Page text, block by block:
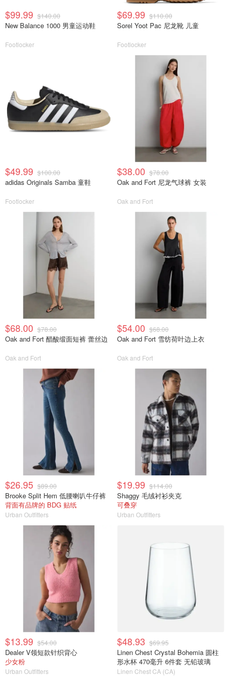
$99.99 $140.00
New Balance 1000 男童运动鞋
Footlocker
$69.99 $110.00
Sorel Yoot Pac 尼龙靴 儿童
Footlocker
$49.99 $100.00
adidas Originals Samba 童鞋
Footlocker
$38.00 $78.00
Oak and Fort 尼龙气球裤 女装
Oak and Fort
$68.00 $78.00
Oak and Fort 醋酸缎面短裤 蕾丝边
Oak and Fort
$54.00 $68.00
Oak and Fort 雪纺荷叶边上衣
Oak and Fort
$26.95 $89.00
Brooke Split Hem 低腰喇叭牛仔裤
背面有品牌的 BDG 贴纸
Urban Outfitters
$19.99 $114.00
Shaggy 毛绒衬衫夹克
可叠穿
Urban Outfitters
$13.99 $54.00
Dealer V领短款针织背心
少女粉
Urban Outfitters
$48.93 $69.95
Linen Chest Crystal Bohemia 圆柱
形水杯 470毫升 6件套 无铅玻璃
Linen Chest CA (CA)